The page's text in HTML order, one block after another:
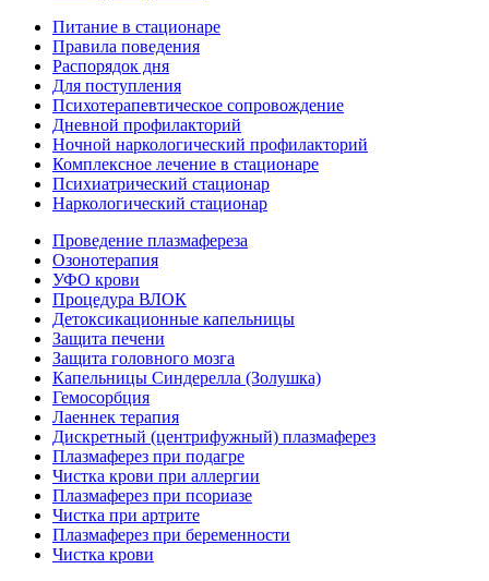
Питание в стационаре
Правила поведения
Распорядок дня
Для поступления
Психотерапевтическое сопровождение
Дневной профилакторий
Ночной наркологический профилакторий
Комплексное лечение в стационаре
Психиатрический стационар
Наркологический стационар
Проведение плазмафереза
Озонотерапия
УФО крови
Процедура ВЛОК
Детоксикационные капельницы
Защита печени
Защита головного мозга
Капельницы Синдерелла (Золушка)
Гемосорбция
Лаеннек терапия
Дискретный (центрифужный) плазмаферез
Плазмаферез при подагре
Чистка крови при аллергии
Плазмаферез при псориазе
Чистка при артрите
Плазмаферез при беременности
Чистка крови